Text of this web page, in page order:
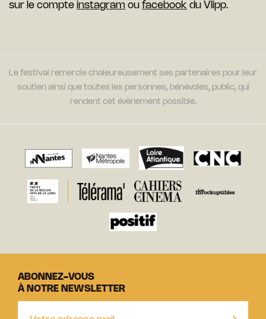
sur le compte instagram ou facebook du Vlipp.
Le festival remercie chaleureusement ses partenaires pour leur
soutien ainsi que toutes les personnes, bénévoles, public, qui
rendent cet évènement possible.
ABONNEZ-VOUS
À NOTRE NEWSLETTER